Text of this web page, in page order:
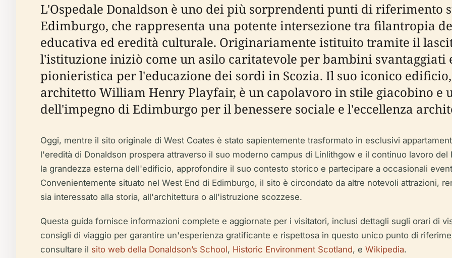
L'Ospedale Donaldson è uno dei più sorprendenti punti di riferimento
Edimburgo, che rappresenta una potente intersezione tra filantropia
educativa ed eredità culturale. Originariamente istituito tramite il
l'istituzione iniziò come un asilo caritatevole per bambini svantaggiati
pionieristica per l'educazione dei sordi in Scozia. Il suo iconico
architetto William Henry Playfair, è un capolavoro in stile giacobino e
dell'impegno di Edimburgo per il benessere sociale e l'eccellenza
Oggi, mentre il sito originale di West Coates è stato sapientemente trasformato in esclusivi
l'eredità di Donaldson prospera attraverso il suo moderno campus di Linlithgow e il continuo lavoro
la grandezza esterna dell'edificio, approfondire il suo contesto storico e partecipare a occasionali
Convenientemente situato nel West End di Edimburgo, il sito è circondato da altre notevoli attrazioni,
sia interessato alla storia, all'architettura o all'istruzione scozzese.
Questa guida fornisce informazioni complete e aggiornate per i visitatori, inclusi dettagli sugli orari di
consigli di viaggio per garantire un'esperienza gratificante e rispettosa in questo unico punto di
consultare il sito web della Donaldson’s School, Historic Environment Scotland, e Wikipedia.